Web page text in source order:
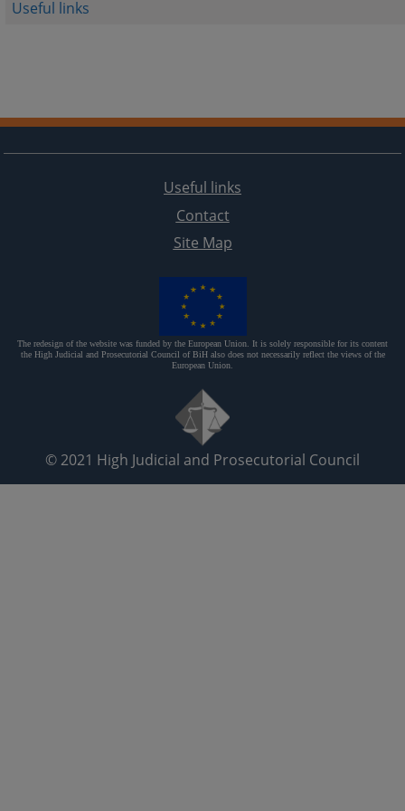
Useful links
Useful links
Contact
Site Map
The redesign of the website was funded by the European Union. It is solely responsible for its content
the High Judicial and Prosecutorial Council of BiH also does not necessarily reflect the views of the
European Union.
© 2021 High Judicial and Prosecutorial Council